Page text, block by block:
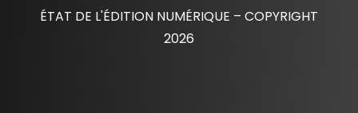
ÉTAT DE L'ÉDITION NUMÉRIQUE – COPYRIGHT
2026